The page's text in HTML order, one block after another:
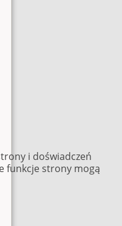
i doświadczeń
funkcje strony mogą